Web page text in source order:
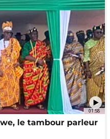
01:58
le tambour parleur